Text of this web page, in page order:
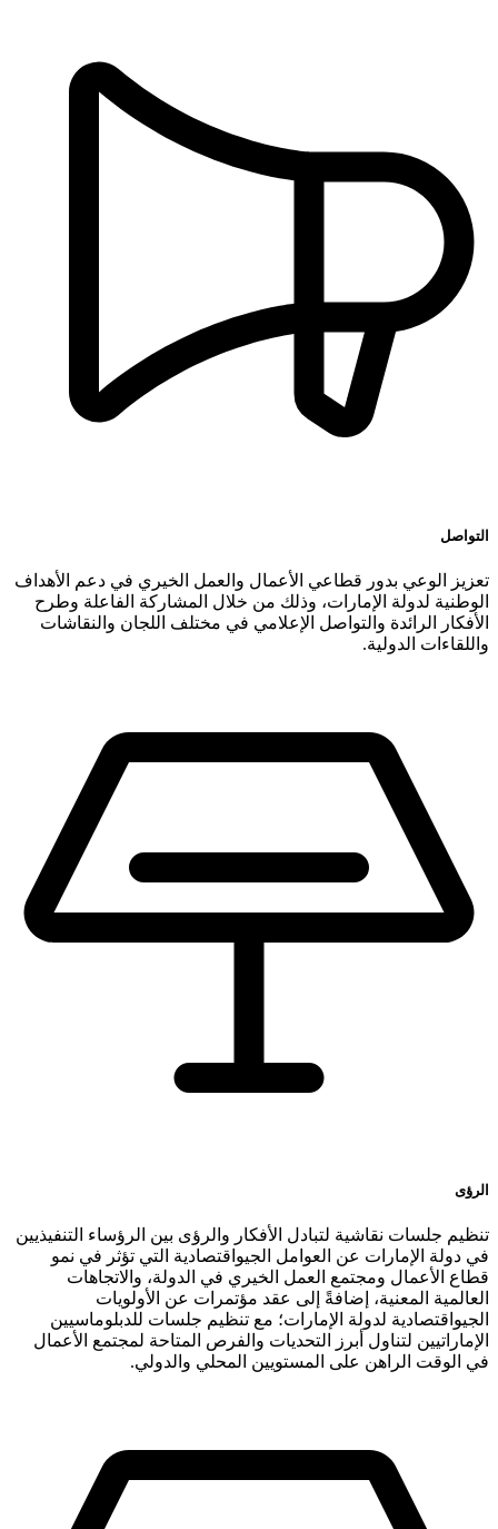
التواصل
تعزيز الوعي بدور قطاعي الأعمال والعمل الخيري في دعم الأهداف
الوطنية لدولة الإمارات، وذلك من خلال المشاركة الفاعلة وطرح
الأفكار الرائدة والتواصل الإعلامي في مختلف اللجان والنقاشات
واللقاءات الدولية.
الرؤى
تنظيم جلسات نقاشية لتبادل الأفكار والرؤى بين الرؤساء التنفيذيين
في دولة الإمارات عن العوامل الجيواقتصادية التي تؤثر في نمو
قطاع الأعمال ومجتمع العمل الخيري في الدولة، والاتجاهات
العالمية المعنية، إضافةً إلى عقد مؤتمرات عن الأولويات
الجيواقتصادية لدولة الإمارات؛ مع تنظيم جلسات للدبلوماسيين
الإماراتيين لتناول أبرز التحديات والفرص المتاحة لمجتمع الأعمال
في الوقت الراهن على المستويين المحلي والدولي.